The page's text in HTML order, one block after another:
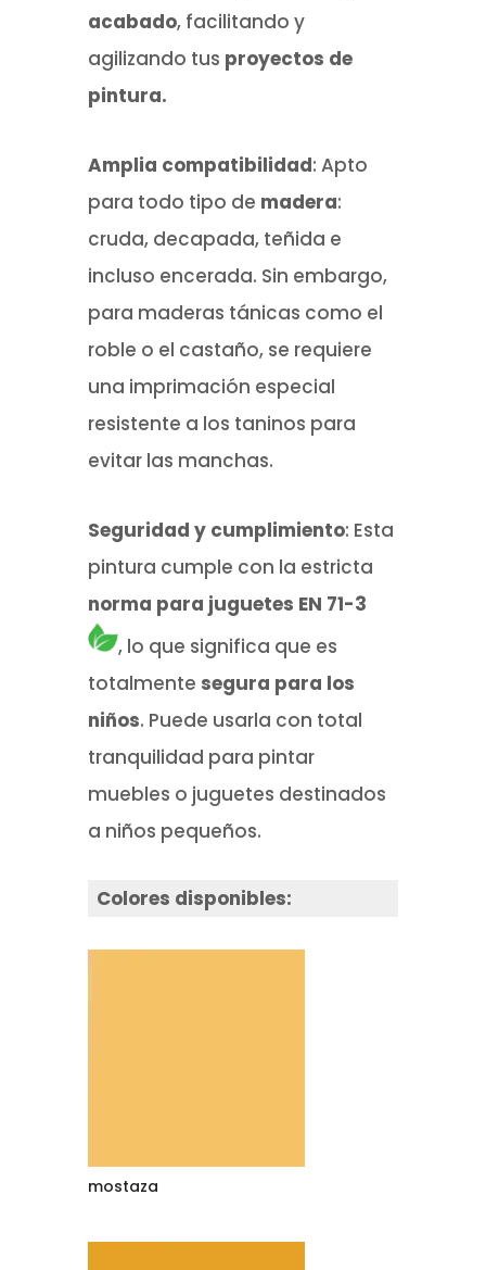
acabado, facilitando y
agilizando tus proyectos de
pintura.
Amplia compatibilidad: Apto
para todo tipo de madera:
cruda, decapada, teñida e
incluso encerada. Sin embargo,
para maderas tánicas como el
roble o el castaño, se requiere
una imprimación especial
resistente a los taninos para
evitar las manchas.
Seguridad y cumplimiento: Esta
pintura cumple con la estricta
norma para juguetes EN 71-3
, lo que significa que es
totalmente segura para los
niños. Puede usarla con total
tranquilidad para pintar
muebles o juguetes destinados
a niños pequeños.
Colores disponibles:
mostaza